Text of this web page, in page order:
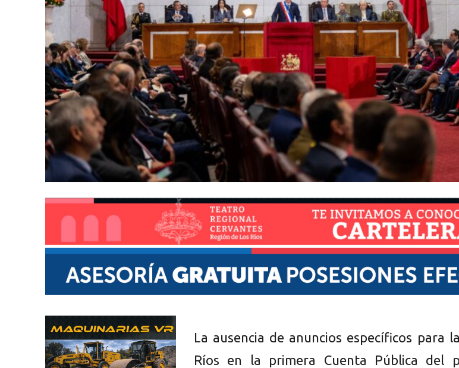
La ausencia de anuncios específicos para
Ríos en la primera Cuenta Pública del